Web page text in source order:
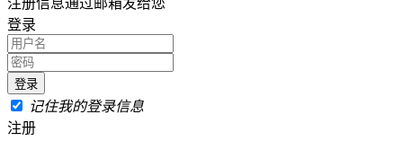
注册信息通过邮箱发给您
登录
记住我的登录信息
注册